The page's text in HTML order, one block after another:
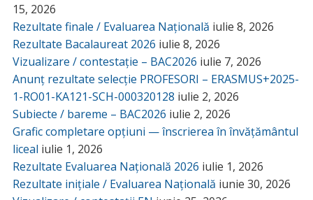
15, 2026
Rezultate finale / Evaluarea Națională iulie 8, 2026
Rezultate Bacalaureat 2026 iulie 8, 2026
Vizualizare / contestație – BAC2026 iulie 7, 2026
Anunț rezultate selecție PROFESORI – ERASMUS+2025-
1-RO01-KA121-SCH-000320128 iulie 2, 2026
Subiecte / bareme – BAC2026 iulie 2, 2026
Grafic completare opțiuni — înscrierea în învățământul
liceal iulie 1, 2026
Rezultate Evaluarea Națională 2026 iulie 1, 2026
Rezultate inițiale / Evaluarea Națională iunie 30, 2026